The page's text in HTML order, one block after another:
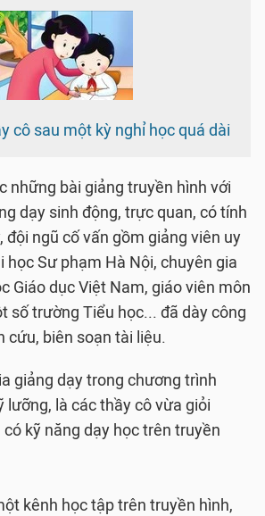
cô sau một kỳ nghỉ học quá dài
những bài giảng truyền hình với
dạy sinh động, trực quan, có tính
đội ngũ cố vấn gồm giảng viên uy
Sư phạm Hà Nội, chuyên gia
Giáo dục Việt Nam, giáo viên môn
số trường Tiểu học... đã dày công
cứu, biên soạn tài liệu.
giảng dạy trong chương trình
lưỡng, là các thầy cô vừa giỏi
kỹ năng dạy học trên truyền
kênh học tập trên truyền hình,